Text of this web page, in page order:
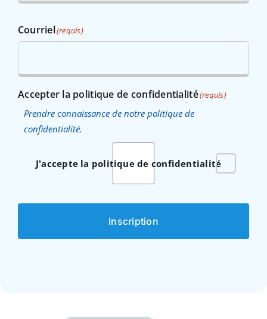
Courriel(requis)
Accepter la politique de confidentialité(requis)
Prendre connaissance de notre politique de
confidentialité.
J'accepte la politique de confidentialité
Inscription